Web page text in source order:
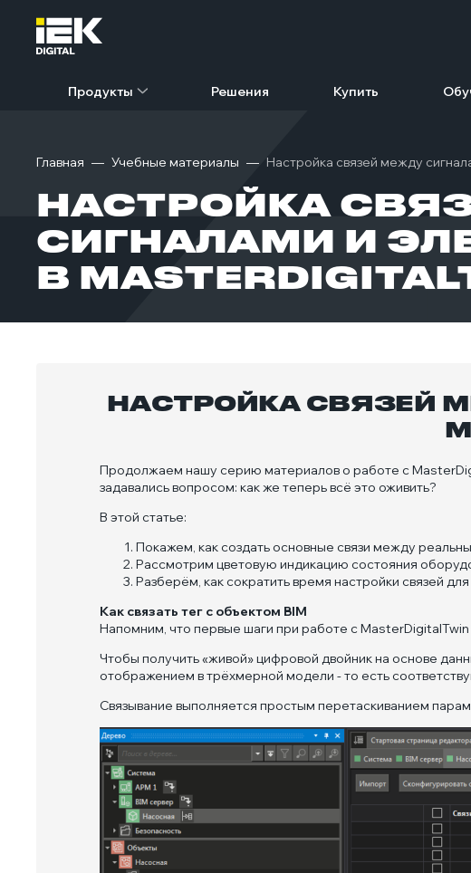
Продукты Решения Купить
Главная Учебные материалы Настройка связей между
НАСТРОЙКА
СИГНАЛАМИ И
В
НАСТРОЙКА СВЯЗЕЙ
Продолжаем нашу серию материалов о работе с
задавались вопросом: как же теперь всё это оживить?
В этой статье:
Покажем, как создать основные связи между
Рассмотрим цветовую индикацию состояния
Разберём, как сократить время настройки связей
Как связать тег с объектом BIM
Напомним, что первые шаги при работе с
Чтобы получить «живой» цифровой двойник на основе
отображением в трёхмерной модели - то есть
Связывание выполняется простым перетаскиванием